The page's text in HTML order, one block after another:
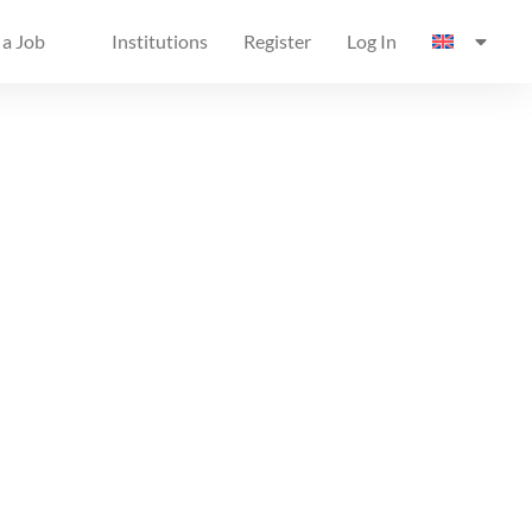
Job Institutions Register Log In